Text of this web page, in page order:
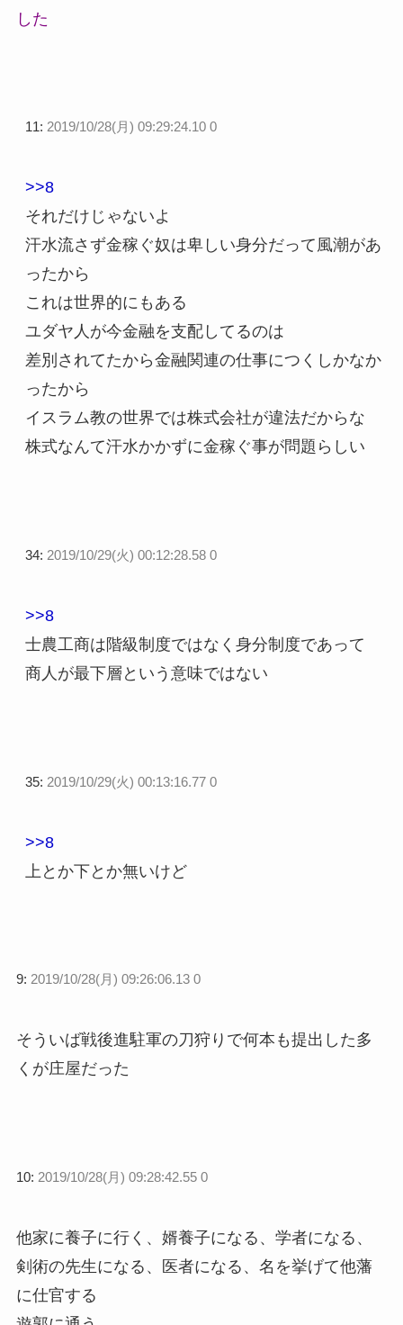
した
11: 2019/10/28(月) 09:29:24.10 0
>>8
それだけじゃないよ
汗水流さず金稼ぐ奴は卑しい身分だって風潮があ
ったから
これは世界的にもある
ユダヤ人が今金融を支配してるのは
差別されてたから金融関連の仕事につくしかなか
ったから
イスラム教の世界では株式会社が違法だからな
株式なんて汗水かかずに金稼ぐ事が問題らしい
34: 2019/10/29(火) 00:12:28.58 0
>>8
士農工商は階級制度ではなく身分制度であって
商人が最下層という意味ではない
35: 2019/10/29(火) 00:13:16.77 0
>>8
上とか下とか無いけど
9: 2019/10/28(月) 09:26:06.13 0
そういば戦後進駐軍の刀狩りで何本も提出した多
くが庄屋だった
10: 2019/10/28(月) 09:28:42.55 0
他家に養子に行く、婿養子になる、学者になる、
剣術の先生になる、医者になる、名を挙げて他藩
に仕官する